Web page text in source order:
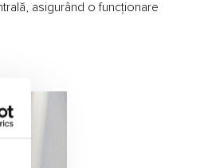
asigurând o funcționare